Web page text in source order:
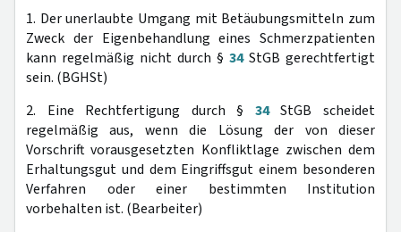
1. Der unerlaubte Umgang mit Betäubungsmitteln zum
Zweck der Eigenbehandlung eines Schmerzpatienten
kann regelmäßig nicht durch § 34StGB gerechtfertigt
sein. (BGHSt)
2. Eine Rechtfertigung durch § 34StGB scheidet
regelmäßig aus, wenn die Lösung der von dieser
Vorschrift vorausgesetzten Konfliktlage zwischen dem
Erhaltungsgut und dem Eingriffsgut einem besonderen
Verfahren oder einer bestimmten Institution
vorbehalten ist. (Bearbeiter)